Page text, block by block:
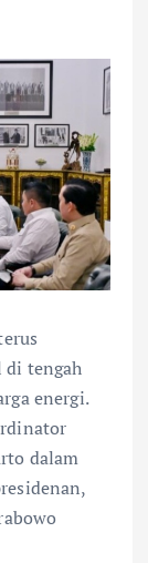
di tengah
energi.
dalam